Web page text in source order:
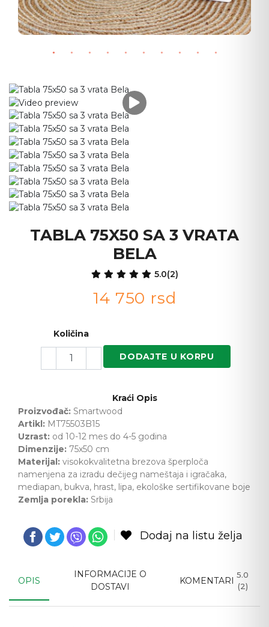
TABLA 75X50 SA 3 VRATA
BELA
5.0(2)
14 750 rsd
Količina
DODAJTE U KORPU
Kraći Opis
Proizvođač: Smartwood
Artikl: MT75503B15
Uzrast: od 10-12 mes do 4-5 godina
Dimenzije: 75x50 cm
Materijal: visokokvalitetna brezova šperploča
namenjena za izradu dečijeg nameštaja i igračaka,
mediapan, bukva, hrast, lipa, ekološke sertifikovane boje
Zemlja porekla: Srbija
Dodaj na listu želja
OPIS
INFORMACIJE O
DOSTAVI
KOMENTARI
5.0
(2)